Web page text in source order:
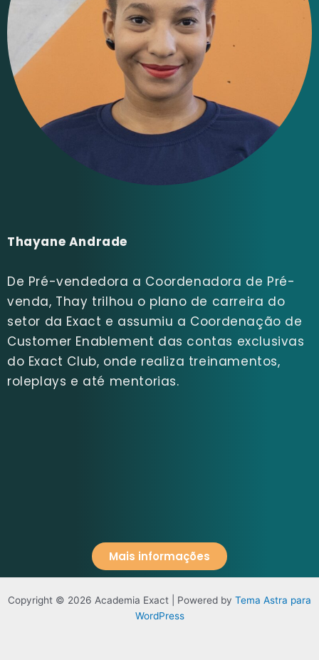
Thayane Andrade
De Pré-vendedora a Coordenadora de Pré-
venda, Thay trilhou o plano de carreira do
setor da Exact e assumiu a Coordenação de
Customer Enablement das contas exclusivas
do Exact Club, onde realiza treinamentos,
roleplays e até mentorias.
Mais informações
Copyright © 2026 Academia Exact | Powered by Tema Astra para
WordPress